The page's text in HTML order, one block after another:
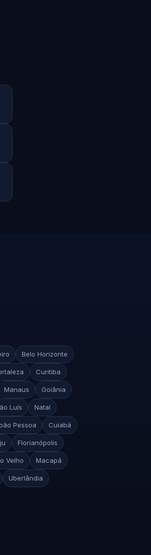
Belo Horizonte
Curitiba
Manaus Goiânia
Luís Natal
Pessoa Cuiabá
Florianópolis
Velho Macapá
Uberlândia